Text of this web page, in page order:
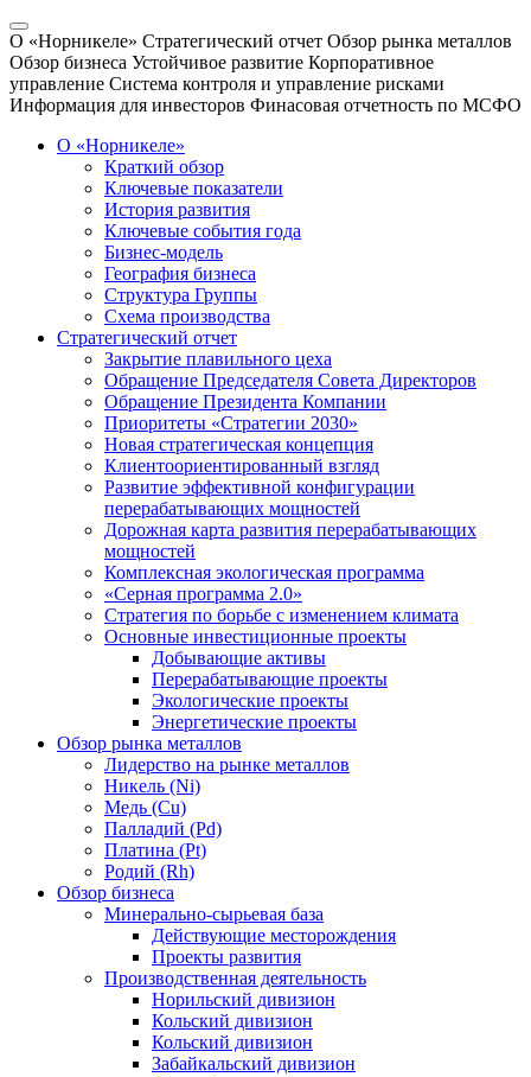
О «Норникеле» Стратегический отчет Обзор рынка металлов
Обзор бизнеса Устойчивое развитие Корпоративное
управление Система контроля и управление рисками
Информация для инвесторов Финасовая отчетность по МСФО
О «Норникеле»
Краткий обзор
Ключевые показатели
История развития
Ключевые события года
Бизнес-модель
География бизнеса
Структура Группы
Схема производства
Стратегический отчет
Закрытие плавильного цеха
Обращение Председателя Совета Директоров
Обращение Президента Компании
Приоритеты «Стратегии 2030»
Новая стратегическая концепция
Клиентоориентированный взгляд
Развитие эффективной конфигурации
перерабатывающих мощностей
Дорожная карта развития перерабатывающих
мощностей
Комплексная экологическая программа
«Серная программа 2.0»
Стратегия по борьбе с изменением климата
Основные инвестиционные проекты
Добывающие активы
Перерабатывающие проекты
Экологические проекты
Энергетические проекты
Обзор рынка металлов
Лидерство на рынке металлов
Никель (Ni)
Медь (Cu)
Палладий (Pd)
Платина (Pt)
Родий (Rh)
Обзор бизнеса
Минерально-сырьевая база
Действующие месторождения
Проекты развития
Производственная деятельность
Норильский дивизион
Кольский дивизион
Кольский дивизион
Забайкальский дивизион